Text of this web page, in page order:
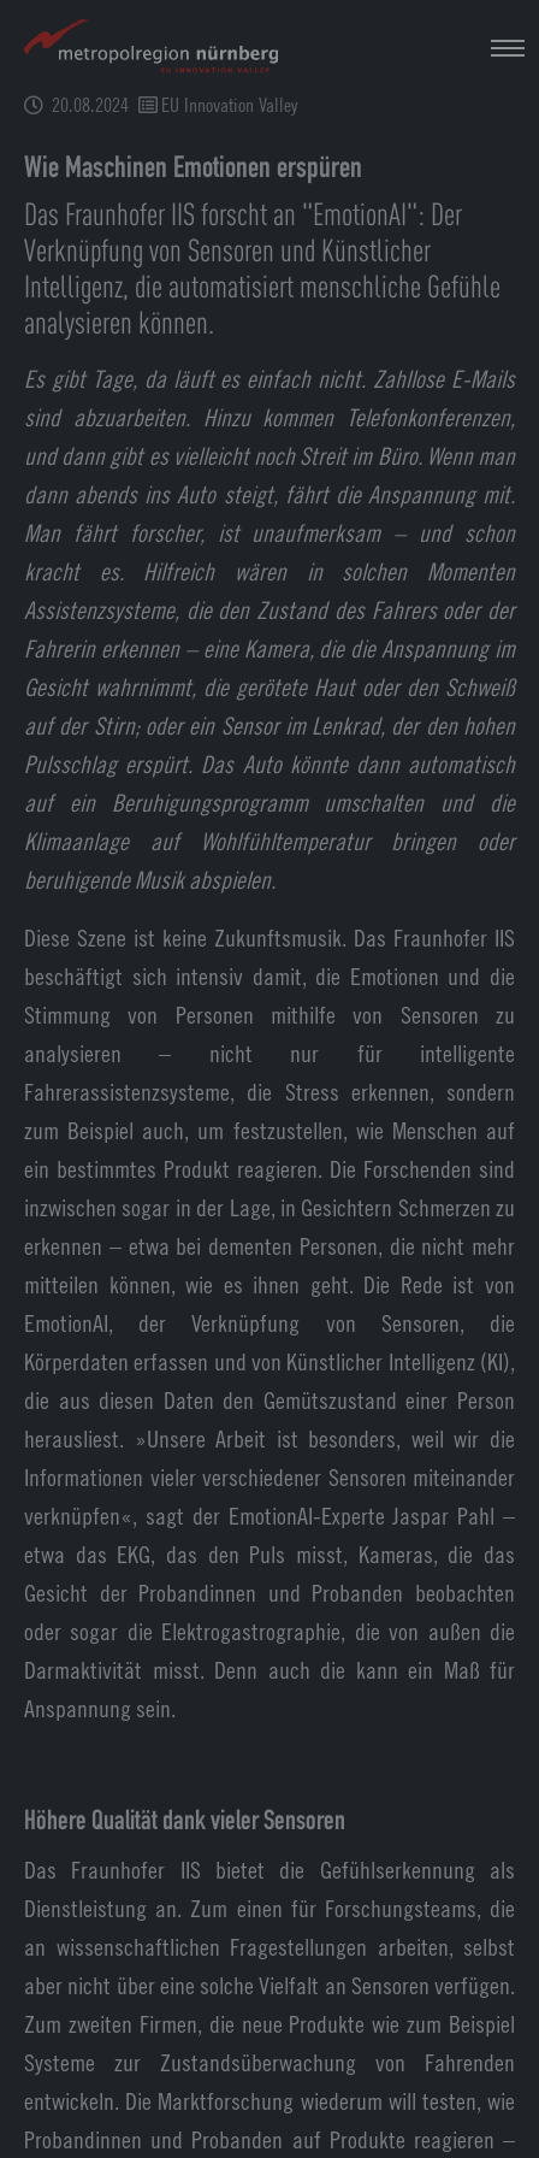
Hauptinhalt
springen20.08.2024 EU Innovation Valley
Wie Maschinen Emotionen erspüren
Das Fraunhofer IIS forscht an "EmotionAI": Der
Verknüpfung von Sensoren und Künstlicher
Intelligenz, die automatisiert menschliche Gefühle
analysieren können.
Es gibt Tage, da läuft es einfach nicht. Zahllose E-Mails
sind abzuarbeiten. Hinzu kommen Telefonkonferenzen,
und dann gibt es vielleicht noch Streit im Büro. Wenn man
dann abends ins Auto steigt, fährt die Anspannung mit.
Man fährt forscher, ist unaufmerksam – und schon
kracht es. Hilfreich wären in solchen Momenten
Assistenzsysteme, die den Zustand des Fahrers oder der
Fahrerin erkennen – eine Kamera, die die Anspannung im
Gesicht wahrnimmt, die gerötete Haut oder den Schweiß
auf der Stirn; oder ein Sensor im Lenkrad, der den hohen
Pulsschlag erspürt. Das Auto könnte dann automatisch
auf ein Beruhigungsprogramm umschalten und die
Klimaanlage auf Wohlfühltemperatur bringen oder
beruhigende Musik abspielen.
Diese Szene ist keine Zukunftsmusik. Das Fraunhofer IIS
beschäftigt sich intensiv damit, die Emotionen und die
Stimmung von Personen mithilfe von Sensoren zu
analysieren – nicht nur für intelligente
Fahrerassistenzsysteme, die Stress erkennen, sondern
zum Beispiel auch, um festzustellen, wie Menschen auf
ein bestimmtes Produkt reagieren. Die Forschenden sind
inzwischen sogar in der Lage, in Gesichtern Schmerzen zu
erkennen – etwa bei dementen Personen, die nicht mehr
mitteilen können, wie es ihnen geht. Die Rede ist von
EmotionAI, der Verknüpfung von Sensoren, die
Körperdaten erfassen und von Künstlicher Intelligenz (KI),
die aus diesen Daten den Gemütszustand einer Person
herausliest. »Unsere Arbeit ist besonders, weil wir die
Informationen vieler verschiedener Sensoren miteinander
verknüpfen«, sagt der EmotionAI-Experte Jaspar Pahl –
etwa das EKG, das den Puls misst, Kameras, die das
Gesicht der Probandinnen und Probanden beobachten
oder sogar die Elektrogastrographie, die von außen die
Darmaktivität misst. Denn auch die kann ein Maß für
Anspannung sein.
Höhere Qualität dank vieler Sensoren
Das Fraunhofer IIS bietet die Gefühlserkennung als
Dienstleistung an. Zum einen für Forschungsteams, die
an wissenschaftlichen Fragestellungen arbeiten, selbst
aber nicht über eine solche Vielfalt an Sensoren verfügen.
Zum zweiten Firmen, die neue Produkte wie zum Beispiel
Systeme zur Zustandsüberwachung von Fahrenden
entwickeln. Die Marktforschung wiederum will testen, wie
Probandinnen und Probanden auf Produkte reagieren –